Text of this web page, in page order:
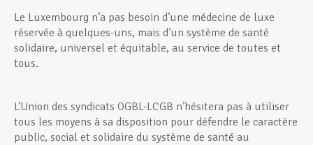
Le Luxembourg n’a pas besoin d’une médecine de luxe
réservée à quelques-uns, mais d’un système de santé
solidaire, universel et équitable, au service de toutes et
tous.
L’Union des syndicats OGBL-LCGB n’hésitera pas à utiliser
tous les moyens à sa disposition pour défendre le caractère
public, social et solidaire du système de santé au